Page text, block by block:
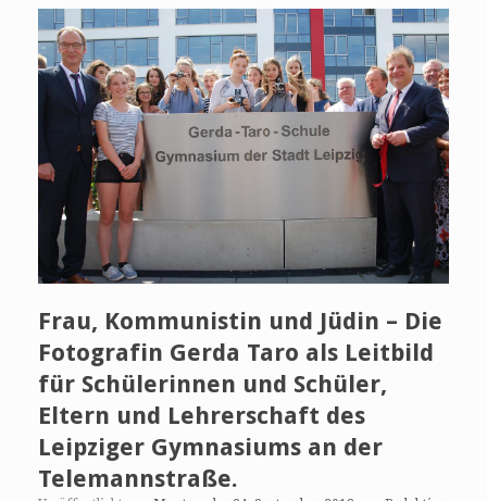
Frau, Kommunistin und Jüdin – Die
Fotografin Gerda Taro als Leitbild
für Schülerinnen und Schüler,
Eltern und Lehrerschaft des
Leipziger Gymnasiums an der
Telemannstraße.